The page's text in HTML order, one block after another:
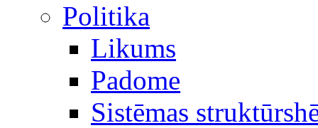
Politika
Likums
Padome
Sistēmas